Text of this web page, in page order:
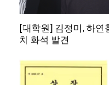
[대학원] 김정미, 하연
치 화석 발견